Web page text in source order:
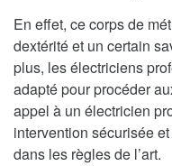
En effet, ce corps de
dextérité et un certain
plus, les électriciens
adapté pour procéder
appel à un électricien
intervention sécurisée
dans les règles de l’art.